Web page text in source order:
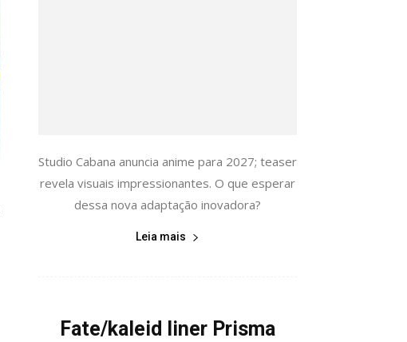
Studio Cabana anuncia anime para 2027; teaser
revela visuais impressionantes. O que esperar
dessa nova adaptação inovadora?
Leia mais
Fate/kaleid liner Prisma